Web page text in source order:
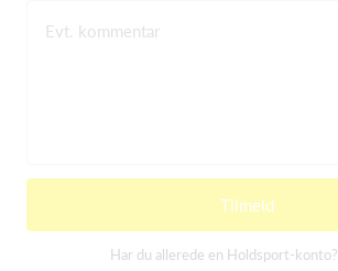
Evt. kommentar
Tilmeld
Har du allerede en Holdsport-konto?